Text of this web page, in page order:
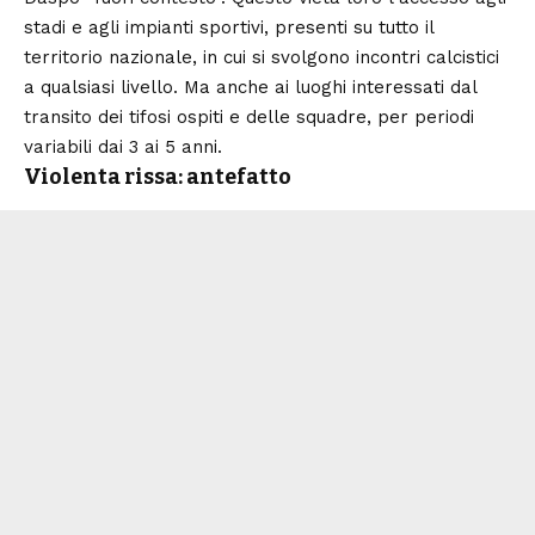
stadi e agli impianti sportivi, presenti su tutto il
territorio nazionale, in cui si svolgono incontri calcistici
a qualsiasi livello. Ma anche ai luoghi interessati dal
transito dei tifosi ospiti e delle squadre, per periodi
variabili dai 3 ai 5 anni.
Violenta rissa: antefatto